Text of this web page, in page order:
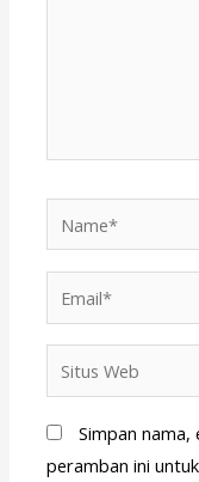
Web
Simpan nama,
peramban ini